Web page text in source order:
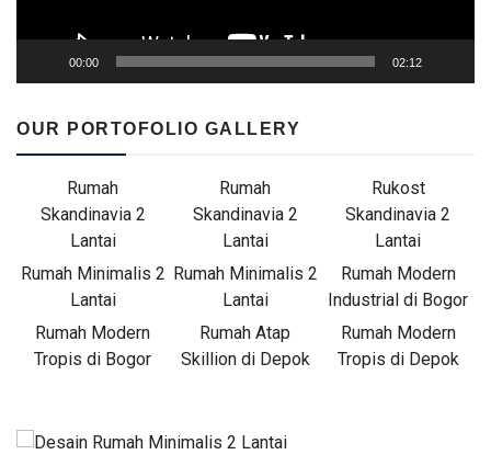
00:00 02:12
OUR PORTOFOLIO GALLERY
Rumah
Skandinavia 2
Lantai
Rumah
Skandinavia 2
Lantai
Rukost
Skandinavia 2
Lantai
Rumah Minimalis 2
Lantai
Rumah Minimalis 2
Lantai
Rumah Modern
Industrial di Bogor
Rumah Modern
Tropis di Bogor
Rumah Atap
Skillion di Depok
Rumah Modern
Tropis di Depok